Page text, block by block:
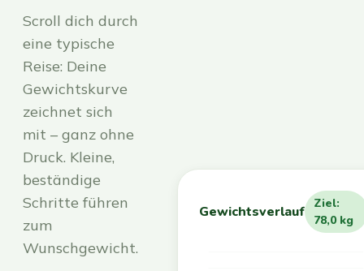
Scroll dich durch
eine typische
Reise: Deine
Gewichtskurve
zeichnet sich
mit – ganz ohne
Druck. Kleine,
beständige
Schritte führen
zum
Wunschgewicht.
Gewichtsverlauf
Ziel:
78,0 kg